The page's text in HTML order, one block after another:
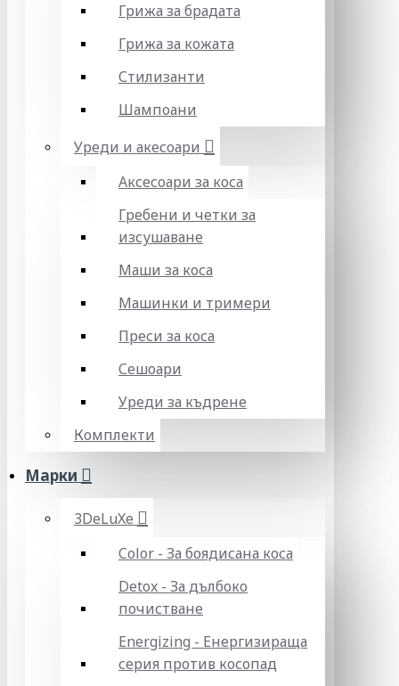
Грижа за брадата
Грижа за кожата
Стилизанти
Шампоани
Уреди и акесоари
Аксесоари за коса
Гребени и четки за
изсушаване
Маши за коса
Машинки и тримери
Преси за коса
Сешоари
Уреди за къдрене
Комплекти
Марки
3DeLuXe
Color - За боядисана коса
Detox - За дълбоко
почистване
Energizing - Енергизираща
серия против косопад